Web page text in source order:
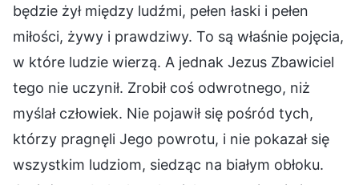
będzie żył między ludźmi, pełen łaski i pełen
miłości, żywy i prawdziwy. To są właśnie pojęcia,
w które ludzie wierzą. A jednak Jezus Zbawiciel
tego nie uczynił. Zrobił coś odwrotnego, niż
myślał człowiek. Nie pojawił się pośród tych,
którzy pragnęli Jego powrotu, i nie pokazał się
wszystkim ludziom, siedząc na białym obłoku.